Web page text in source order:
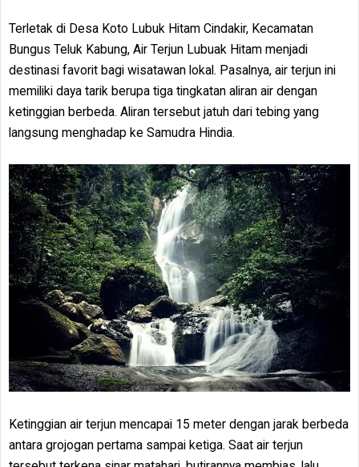
Terletak di Desa Koto Lubuk Hitam Cindakir, Kecamatan
Bungus Teluk Kabung, Air Terjun Lubuak Hitam menjadi
destinasi favorit bagi wisatawan lokal. Pasalnya, air terjun ini
memiliki daya tarik berupa tiga tingkatan aliran air dengan
ketinggian berbeda. Aliran tersebut jatuh dari tebing yang
langsung menghadap ke Samudra Hindia.
Ketinggian air terjun mencapai 15 meter dengan jarak berbeda
antara grojogan pertama sampai ketiga. Saat air terjun